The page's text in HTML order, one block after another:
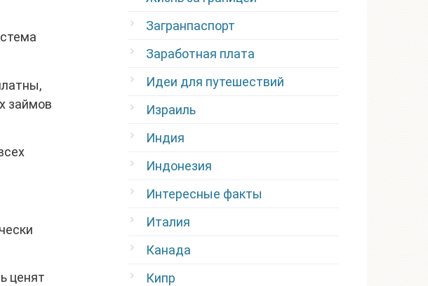
займов
ценят
Загранпаспорт
Заработная плата
Идеи для путешествий
Израиль
Индия
Индонезия
Интересные факты
Италия
Канада
Кипр